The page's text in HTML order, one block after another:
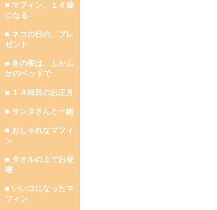
■ マフィン、１４歳
になる
■ ネコの日の、プレ
ゼント
■ 冬の夜は、ふかふ
かのベッドで
■ １４回目のお正月
■ サンタさんと一緒
■ おしゃれなマフィ
ン
■ タオルの上でお昼
寝
■ いいコになったマ
フィン